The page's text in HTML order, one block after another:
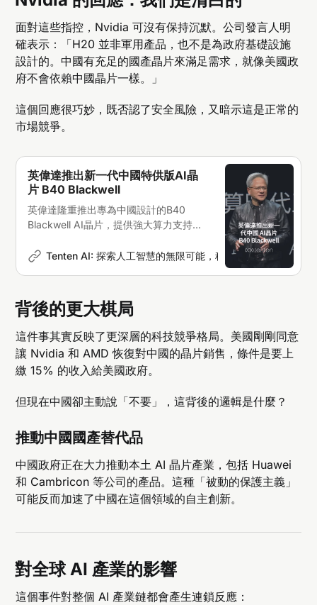
面對這些指控，Nvidia 可沒有保持沉默。公司發言人明
確表示：「H20 並非軍用產品，也不是為政府基礎設施
設計的。中國有充足的國產晶片來滿足需求，就像美國政
府不會依賴中國晶片一樣。」
這個回應很巧妙，既否認了安全風險，又暗示這是正常的
市場競爭。
英偉達推出新一代中國特供版AI晶
片 B40 Blackwell
英偉達隆重推出專為中國設計的B40
Blackwell AI晶片，提供強大算力支持，
Tenten AI: 探索人工智慧的無限可能，科技新聞深度解析
背後的更大棋局
這件事其實反映了更深層的科技競爭格局。美國剛剛同意
讓 Nvidia 和 AMD 恢復對中國的晶片銷售，條件是要上
繳 15% 的收入給美國政府。
但現在中國卻主動說「不要」，這背後的邏輯是什麼？
推動中國國產替代品
中國政府正在大力推動本土 AI 晶片產業，包括 Huawei
和 Cambricon 等公司的產品。這種「被動的保護主義」
可能反而加速了中國在這個領域的自主創新。
對全球 AI 產業的影響
這個事件對整個 AI 產業鏈都會產生連鎖反應：